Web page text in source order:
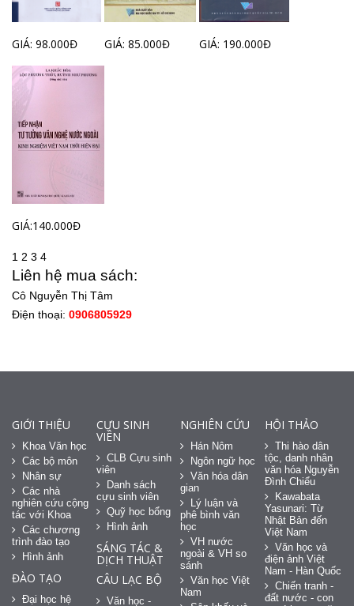
GIÁ: 98.000Đ GIÁ: 85.000Đ GIÁ: 190.000Đ
GIÁ:140.000Đ
1 2 3 4
Liên hệ mua sách:
Cô Nguyễn Thị Tâm
Điện thoại: 0906805929
GIỚI THIỆU
Khoa Văn học
Các bộ môn
Nhân sự
Các nhà
nghiên cứu cộng
tác với Khoa
Các chương
trình đào tạo
Hình ảnh
ĐÀO TẠO
Đại học hệ
CỰU SINH
VIÊN
CLB Cựu sinh
viên
Danh sách
cựu sinh viên
Quỹ học bổng
Hình ảnh
SÁNG TÁC &
DỊCH THUẬT
CÂU LẠC BỘ
Văn học -
NGHIÊN CỨU
Hán Nôm
Ngôn ngữ học
Văn hóa dân
gian
Lý luận và
phê bình văn
học
VH nước
ngoài & VH so
sánh
Văn học Việt
Nam
HỘI THẢO
Thi hào dân
tộc, danh nhân
văn hóa Nguyễn
Đình Chiểu
Kawabata
Yasunari: Từ
Nhật Bản đến
Việt Nam
Văn học và
điện ảnh Việt
Nam - Hàn Quốc
Chiến tranh -
đất nước - con